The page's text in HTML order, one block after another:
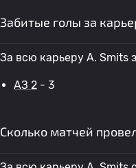
Забитые голы за
За всю карьеру A. Smits
АЗ 2 - 3
Сколько матчей